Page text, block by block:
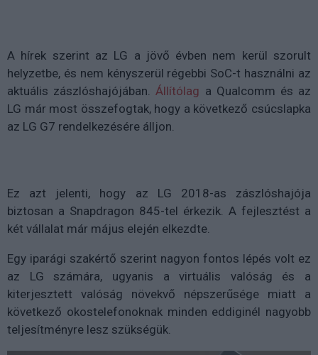
A hírek szerint az LG a jövő évben nem kerül szorult
helyzetbe, és nem kényszerül régebbi SoC-t használni az
aktuális zászlóshajójában. Állítólag a Qualcomm és az
LG már most összefogtak, hogy a következő csúcslapka
az LG G7 rendelkezésére álljon.
Ez azt jelenti, hogy az LG 2018-as zászlóshajója
biztosan a Snapdragon 845-tel érkezik. A fejlesztést a
két vállalat már május elején elkezdte.
Egy iparági szakértő szerint nagyon fontos lépés volt ez
az LG számára, ugyanis a virtuális valóság és a
kiterjesztett valóság növekvő népszerűsége miatt a
következő okostelefonoknak minden eddiginél nagyobb
teljesítményre lesz szükségük.